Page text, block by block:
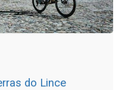
do Lince